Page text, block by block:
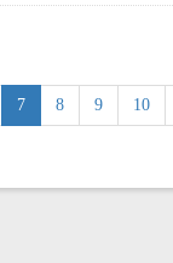
7 8 9 10